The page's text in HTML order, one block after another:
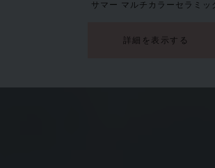
サマー マルチカラーセラミッ
詳細を表示する